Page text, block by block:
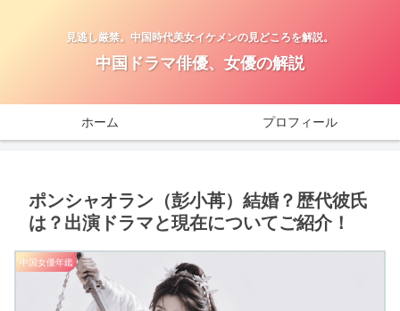
見逃し厳禁。中国時代美女イケメンの見どころを解説。
中国ドラマ俳優、女優の解説
ホーム プロフィール
ポンシャオラン（彭小苒）結婚？歴代彼氏
は？出演ドラマと現在についてご紹介！
中国女優年鑑